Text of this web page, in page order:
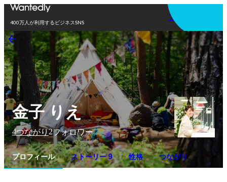
400万人が利用するビジネスSNS
アプリを使う
金子 りえ
4つながり2フォロワー
プロフィール ストーリー 9 性格 つながり